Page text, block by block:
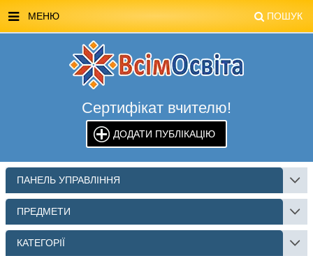
МЕНЮ ПОШУК
МАГАЗИН ВСІМОСВІТА
СТЕНДИ ВСІМОСВІТА
РЕКЛАМА НА САЙТІ
КОНТАКТИ
ПОШУК
Сертифікат вчителю!
ДОДАТИ ПУБЛІКАЦІЮ
ПАНЕЛЬ УПРАВЛІННЯ
ПРЕДМЕТИ
КАТЕГОРІЇ